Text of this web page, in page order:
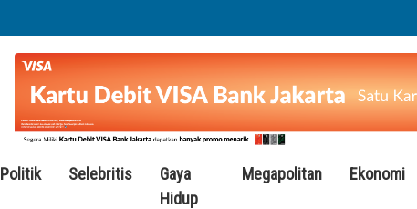
Politik Selebritis
Gaya
Hidup
Megapolitan Ekonomi